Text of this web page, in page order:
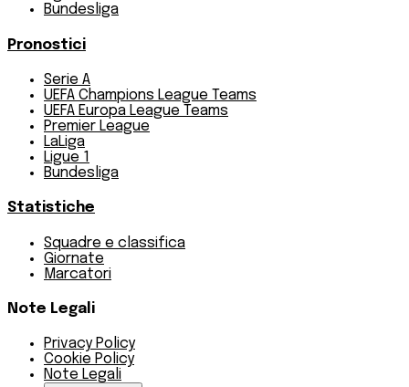
Bundesliga
Pronostici
Serie A
UEFA Champions League Teams
UEFA Europa League Teams
Premier League
LaLiga
Ligue 1
Bundesliga
Statistiche
Squadre e classifica
Giornate
Marcatori
Note Legali
Privacy Policy
Cookie Policy
Note Legali